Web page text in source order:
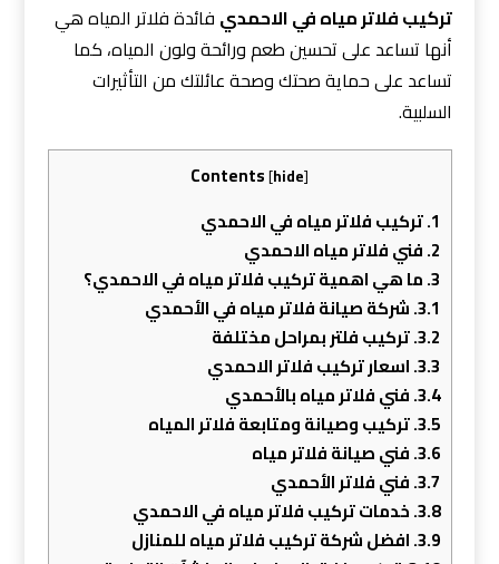
تركيب فلاتر مياه في الاحمدي فائدة فلاتر المياه هي
أنها تساعد على تحسين طعم ورائحة ولون المياه، كما
تساعد على حماية صحتك وصحة عائلتك من التأثيرات
السلبية.
Contents[hide]
1. تركيب فلاتر مياه في الاحمدي
2. فني فلاتر مياه الاحمدي
3. ما هي اهمية تركيب فلاتر مياه في الاحمدي؟
3.1. شركة صيانة فلاتر مياه في الأحمدي
3.2. تركيب فلتر بمراحل مختلفة
3.3. اسعار تركيب فلاتر الاحمدي
3.4. فني فلاتر مياه بالأحمدي
3.5. تركيب وصيانة ومتابعة فلاتر المياه
3.6. فني صيانة فلاتر مياه
3.7. فني فلاتر الأحمدي
3.8. خدمات تركيب فلاتر مياه في الاحمدي
3.9. افضل شركة تركيب فلاتر مياه للمنازل